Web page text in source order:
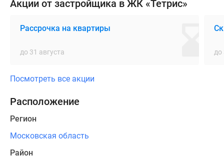
концепцией,
чему
отличается
эффектным
и
внешним
обликом.
домов
Акции от застройщика в ЖК «Тетрис»
Рассрочка на квартиры
до 31 августа до
Посмотреть все акции
Расположение
Регион
Московская область
Район